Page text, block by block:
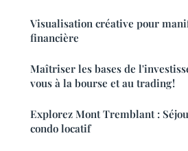
Visualisation créative pour
financière
Maîtriser les bases de
vous à la bourse et au trading !
Explorez Mont Tremblant :
condo locatif